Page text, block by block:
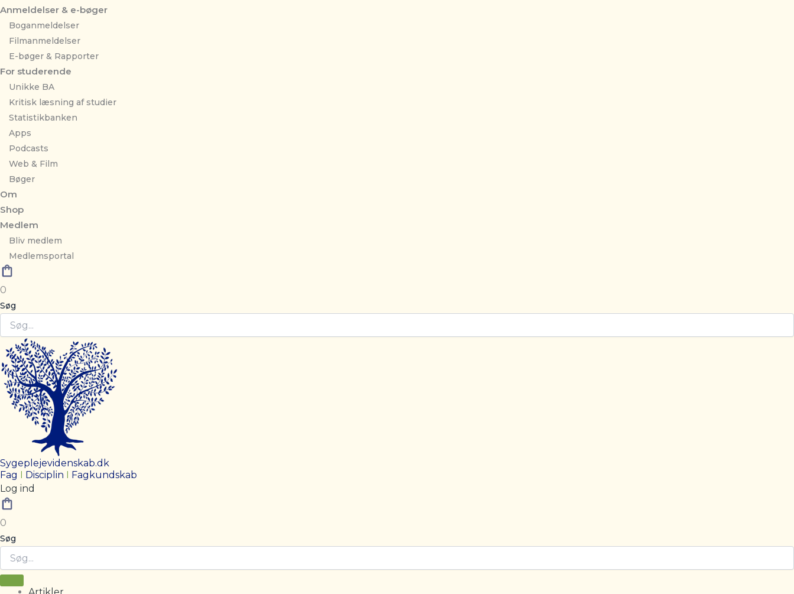
Anmeldelser & e-bøger
Boganmeldelser
Filmanmeldelser
E-bøger & Rapporter
For studerende
Unikke BA
Kritisk læsning af studier
Statistikbanken
Apps
Podcasts
Web & Film
Bøger
Om
Shop
Medlem
Bliv medlem
Medlemsportal
0
Søg
Sygeplejevidenskab.dk
Fag I Disciplin I Fagkundskab
Log ind
0
Søg